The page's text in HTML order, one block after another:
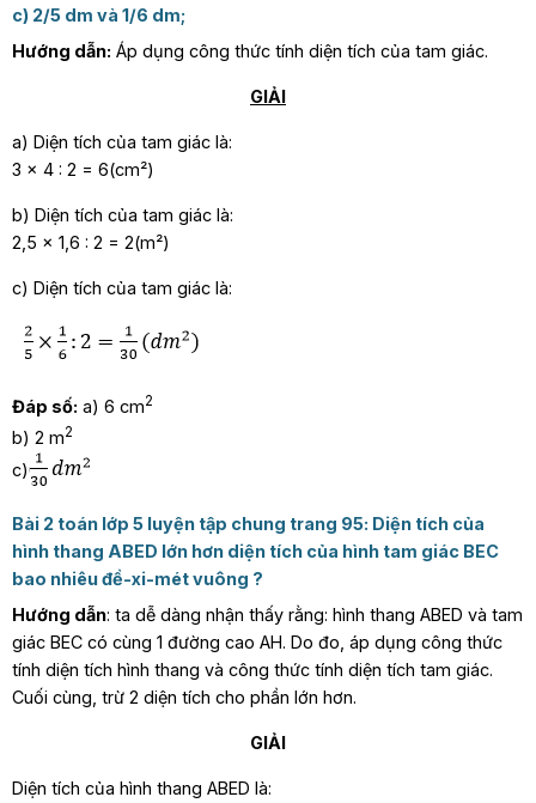
c) 2/5 dm và 1/6 dm;
Hướng dẫn: Áp dụng công thức tính diện tích của tam giác.
GIẢI
a) Diện tích của tam giác là:
3 × 4 : 2 = 6(cm²)
b) Diện tích của tam giác là:
2,5 × 1,6 : 2 = 2(m²)
c) Diện tích của tam giác là:
Đáp số: a) 6 cm2
b) 2 m2
c)
Bài 2 toán lớp 5 luyện tập chung trang 95: Diện tích của
hình thang ABED lớn hơn diện tích của hình tam giác BEC
bao nhiêu đề-xi-mét vuông ?
Hướng dẫn: ta dễ dàng nhận thấy rằng: hình thang ABED và tam
giác BEC có cùng 1 đường cao AH. Do đo, áp dụng công thức
tính diện tích hình thang và công thức tính diện tích tam giác.
Cuối cùng, trừ 2 diện tích cho phần lớn hơn.
GIẢI
Diện tích của hình thang ABED là: